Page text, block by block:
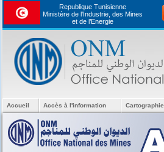
Republique Tunisienne
Ministère de l'Industrie, des Mines
et de l’Energie
Accueil Accès à l'information Cartographie